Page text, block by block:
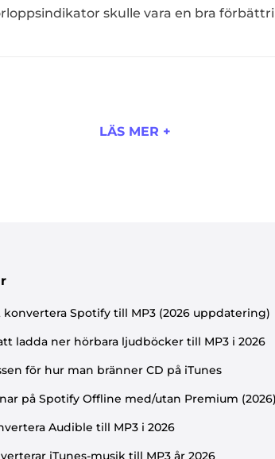
skulle vara en bra
LÄS MER +
konvertera Spotify till MP3 (2026 uppdatering)
ladda ner hörbara ljudböcker till MP3 i 2026
för hur man bränner CD på iTunes
på Spotify Offline med/utan Premium (2026)
Audible till MP3 i 2026